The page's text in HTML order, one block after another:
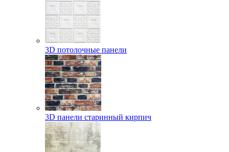
3D потолочные панели
3D панели старинный кирпич